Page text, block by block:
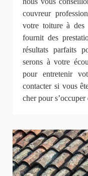
couvreur
votre toiture à des
fournit des
résultats parfaits
serons à votre
pour entretenir
contacter si vous
cher pour